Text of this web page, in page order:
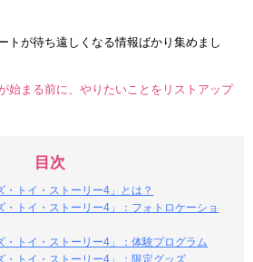
トが待ち遠しくなる情報ばかり集めまし
始まる前に、やりたいことをリストアップ
目次
・トイ・ストーリー4」とは？
・トイ・ストーリー4」：フォトロケーショ
・トイ・ストーリー4」：体験プログラム